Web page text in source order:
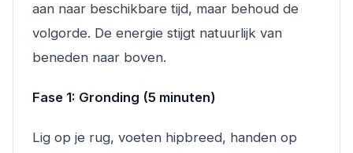
aan naar beschikbare tijd, maar behoud de
volgorde. De energie stijgt natuurlijk van
beneden naar boven.
Fase 1: Gronding (5 minuten)
Lig op je rug, voeten hipbreed, handen op